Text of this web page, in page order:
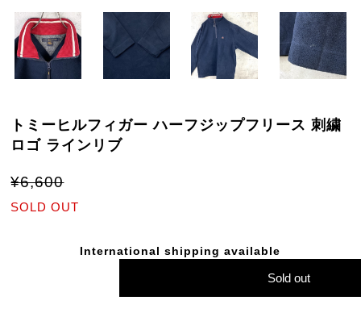
トミーヒルフィガー ハーフジップフリース 刺繍
ロゴ ラインリブ
¥6,600
SOLD OUT
International shipping available
Sold out